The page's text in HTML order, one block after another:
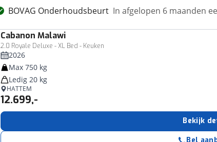
BOVAG Onderhoudsbeurt In afgelopen 6 maanden
Cabanon Malawi
2.0 Royale Deluxe - XL Bed - Keuken
2026
Max 750 kg
Ledig 20 kg
HATTEM
12.699,-
Bekijk